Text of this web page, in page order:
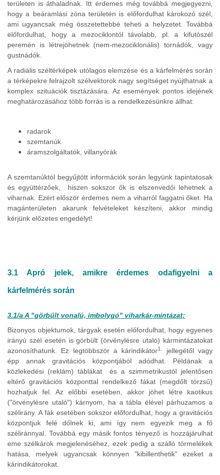
területen is áthaladnak. Itt érdemes még továbbá megjegyezni,
hogy a beáramlási zóna területén is előfordulhat károkozó szél,
ami ugyancsak még összetettebbé teheti a helyzetet. Továbbá
előfordulhat, hogy a mezociklontól távolabb, pl. a kifutószél
peremén is létrejöhetnek (nem-mezociklonális) tornádók, vagy
gustnádók.
A radiális széltérképek utólagos elemzése és a kárfelmérés során
a térképekre felrajzolt szélvektorok nagy segítséget nyújthatnak a
komplex szituációk tisztázására. Az események pontos idejének
meghatározásához több forrás is a rendelkezésünkre állhat:
radarok
szemtanúk
áramszolgáltatók, villanyórák
A szemtanúktól begyűjtött információk során legyünk tapintatosak
és együttérzőek, hiszen sokszor ők is elszenvedői lehetnek a
viharnak. Ezért először érdemes nem a viharról faggatni őket. Ha
magánterületen akarunk felvételeket készíteni, akkor mindig
kérjünk előzetes engedélyt!
3.1 Apró jelek, amikre érdemes odafigyelni a
kárfelmérés során
3.1/a A "görbült vonalú, imbolygó" viharkár-mintázat:
Bizonyos objektumok, tárgyak esetén előfordulhat, hogy egyenes
irányú szél esetén is görbült (örvénylésre utaló) kármintázatokat
azonosíthatunk. Ez legtöbbször a kárindikátor1.
jellegétől vagy
épp annak gravitációs központjából adódhat. Példának a
közlekedési (reklám) táblákat és a szimmetrikustól jelentősen
eltérő gravitációs központtal rendelkező fákat (megdőlt törzsű)
hozhatjuk fel. Az előbbi esetében, akkor jöhet létre kaotikus
("örvénylésre utaló") kárnyom, ha a tábla élével párhuzamos a
szélirány. A fák esetében sokszor előfordulhat, hogy a gravitációs
központjuk felé dőlnek ki, ami így nem egyezik meg a fő
széliránnyal. Továbbá egy másik fontos tényező is hozzájárulhat
eme szélkárok megjelenéséhez, ezek pedig a szálló törmelékek
hatása, melyek ugyancsak könnyen "kibillenthetik" ezeket a
kárindikátorokat.